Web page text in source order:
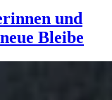
und
Bleibe